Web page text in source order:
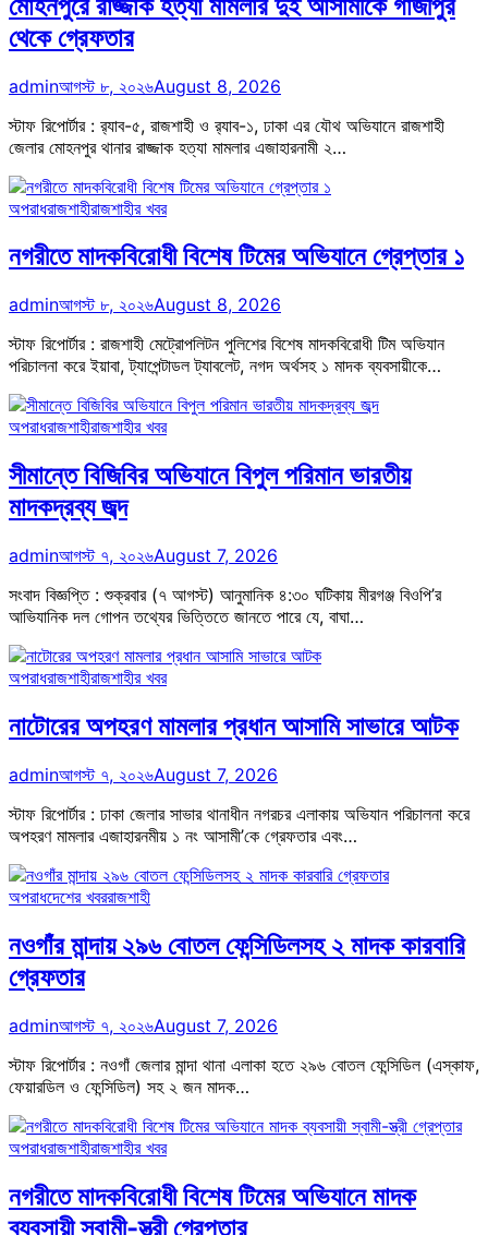
থেকে গ্রেফতার
adminআগস্ট ৮, ২০২৬August 8, 2026
স্টাফ রিপোর্টার : র‍্যাব-৫, রাজশাহী ও র‍্যাব-১, ঢাকা এর যৌথ অভিযানে রাজশাহী
জেলার মোহনপুর থানার রাজ্জাক হত্যা মামলার এজাহারনামী ২…
অপরাধরাজশাহীরাজশাহীর খবর
নগরীতে মাদকবিরোধী বিশেষ টিমের অভিযানে গ্রেপ্তার ১
adminআগস্ট ৮, ২০২৬August 8, 2026
স্টাফ রিপোর্টার : রাজশাহী মেট্রোপলিটন পুলিশের বিশেষ মাদকবিরোধী টিম অভিযান
পরিচালনা করে ইয়াবা, ট্যাপেন্টাডল ট্যাবলেট, নগদ অর্থসহ ১ মাদক ব্যবসায়ীকে…
অপরাধরাজশাহীরাজশাহীর খবর
সীমান্তে বিজিবির অভিযানে বিপুল পরিমান ভারতীয়
মাদকদ্রব্য জব্দ
adminআগস্ট ৭, ২০২৬August 7, 2026
সংবাদ বিজ্ঞপ্তি : শুক্রবার (৭ আগস্ট) আনুমানিক ৪:৩০ ঘটিকায় মীরগঞ্জ বিওপি’র
আভিযানিক দল গোপন তথ্যের ভিত্তিতে জানতে পারে যে, বাঘা…
অপরাধরাজশাহীরাজশাহীর খবর
নাটোরের অপহরণ মামলার প্রধান আসামি সাভারে আটক
adminআগস্ট ৭, ২০২৬August 7, 2026
স্টাফ রিপোর্টার : ঢাকা জেলার সাভার থানাধীন নগরচর এলাকায় অভিযান পরিচালনা করে
অপহরণ মামলার এজাহারনমীয় ১ নং আসামী’কে গ্রেফতার এবং…
অপরাধদেশের খবররাজশাহী
নওগাঁর মান্দায় ২৯৬ বোতল ফেন্সিডিলসহ ২ মাদক কারবারি
গ্রেফতার
adminআগস্ট ৭, ২০২৬August 7, 2026
স্টাফ রিপোর্টার : নওগাঁ জেলার মান্দা থানা এলাকা হতে ২৯৬ বোতল ফেন্সিডিল (এস্কাফ,
ফেয়ারডিল ও ফেন্সিডিল) সহ ২ জন মাদক…
অপরাধরাজশাহীরাজশাহীর খবর
নগরীতে মাদকবিরোধী বিশেষ টিমের অভিযানে মাদক
ব্যবসায়ী স্বামী-স্ত্রী গ্রেপ্তার